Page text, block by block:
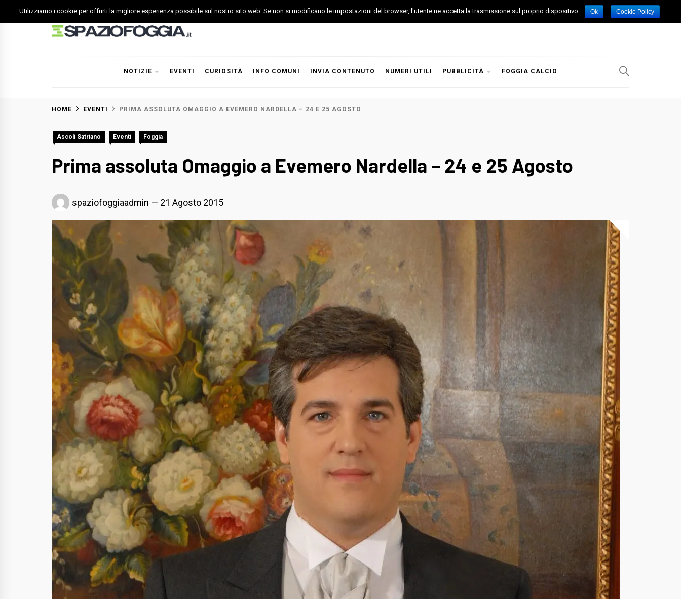
to
NOTIZIE EVENTI CURIOSITÀ INFO COMUNI INVIA CONTENUTO NUMERI UTILI PUBBLICITÀ FOGGIA CALCIO
HOME EVENTI PRIMA ASSOLUTA OMAGGIO A EVEMERO NARDELLA – 24 E 25 AGOSTO
Ascoli Satriano Eventi Foggia
Prima assoluta Omaggio a Evemero Nardella – 24 e 25 Agosto
spaziofoggiaadmin 21 Agosto 2015
Utilizziamo i cookie per offrirti la migliore esperienza possibile sul nostro sito web. Se non si modificano le impostazioni del browser, l'utente ne accetta la trasmissione sul proprio dispositivo. Ok Cookie Policy